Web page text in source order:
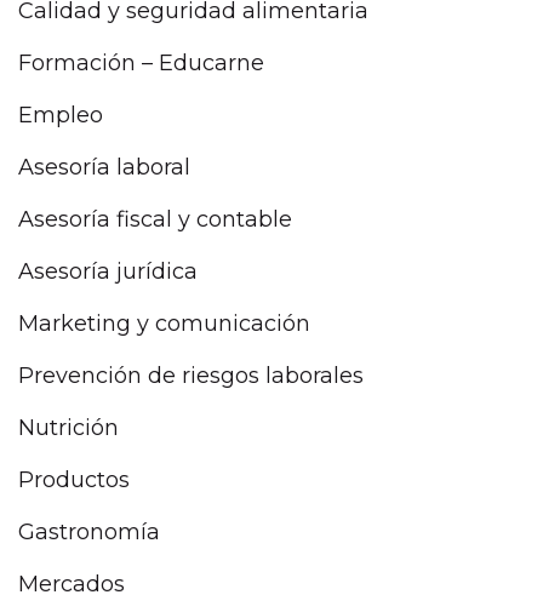
Calidad y seguridad alimentaria
Formación – Educarne
Empleo
Asesoría laboral
Asesoría fiscal y contable
Asesoría jurídica
Marketing y comunicación
Prevención de riesgos laborales
Nutrición
Productos
Gastronomía
Mercados